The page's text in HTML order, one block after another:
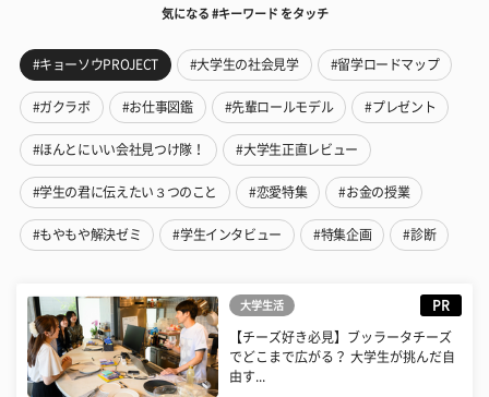
気になる #キーワード をタッチ
#キョーソウPROJECT #大学生の社会見学 #留学ロードマップ
#ガクラボ #お仕事図鑑 #先輩ロールモデル #プレゼント
#ほんとにいい会社見つけ隊！ #大学生正直レビュー
#学生の君に伝えたい３つのこと #恋愛特集 #お金の授業
#もやもや解決ゼミ #学生インタビュー #特集企画 #診断
大学生活 PR
【チーズ好き必見】ブッラータチーズ
でどこまで広がる？ 大学生が挑んだ自
由す...